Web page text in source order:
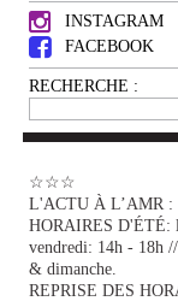
INSTAGRAM
FACEBOOK
RECHERCHE :
☆☆☆
L'ACTU À L’AMR :
HORAIRES D'ÉTÉ:
vendredi: 14h - 18h
& dimanche.
REPRISE DES